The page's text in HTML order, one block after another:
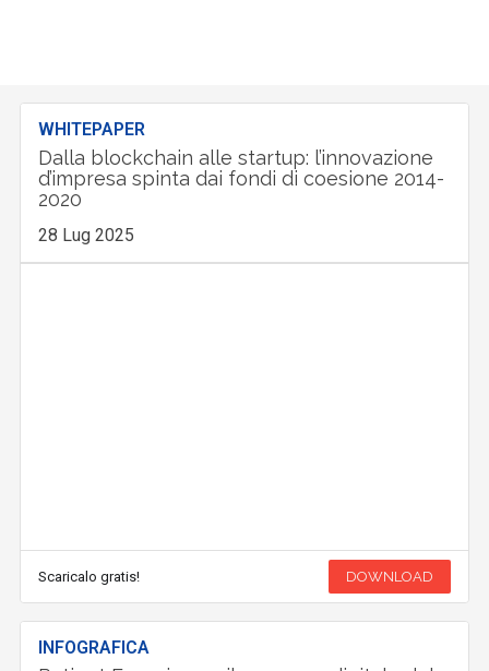
WHITEPAPER
Dalla blockchain alle startup: l’innovazione
d’impresa spinta dai fondi di coesione 2014-
2020
28 Lug 2025
Scaricalo gratis! DOWNLOAD
INFOGRAFICA